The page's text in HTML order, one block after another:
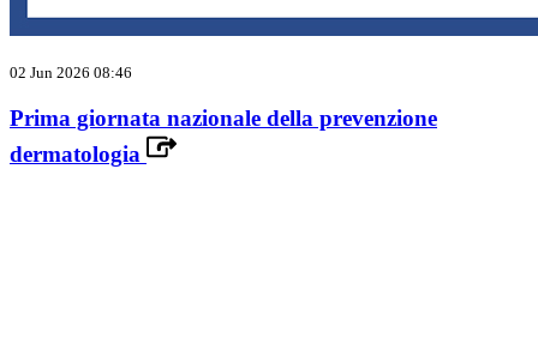
02 Jun 2026 08:46
Prima giornata nazionale della prevenzione
dermatologia